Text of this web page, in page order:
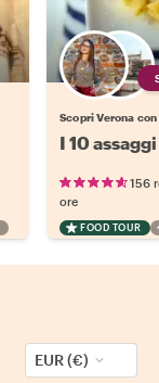
Scopri Verona
I 10
156
ore
FOOD TOUR
EUR (€)